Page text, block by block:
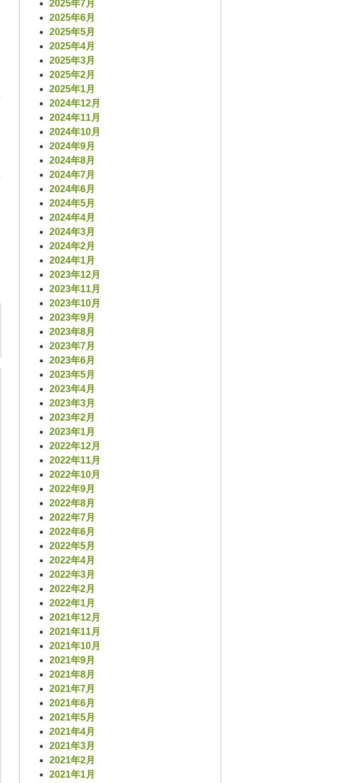
2025年7月
2025年6月
2025年5月
2025年4月
2025年3月
2025年2月
2025年1月
2024年12月
2024年11月
2024年10月
2024年9月
2024年8月
2024年7月
2024年6月
2024年5月
2024年4月
2024年3月
2024年2月
2024年1月
2023年12月
2023年11月
2023年10月
2023年9月
2023年8月
2023年7月
2023年6月
2023年5月
2023年4月
2023年3月
2023年2月
2023年1月
2022年12月
2022年11月
2022年10月
2022年9月
2022年8月
2022年7月
2022年6月
2022年5月
2022年4月
2022年3月
2022年2月
2022年1月
2021年12月
2021年11月
2021年10月
2021年9月
2021年8月
2021年7月
2021年6月
2021年5月
2021年4月
2021年3月
2021年2月
2021年1月